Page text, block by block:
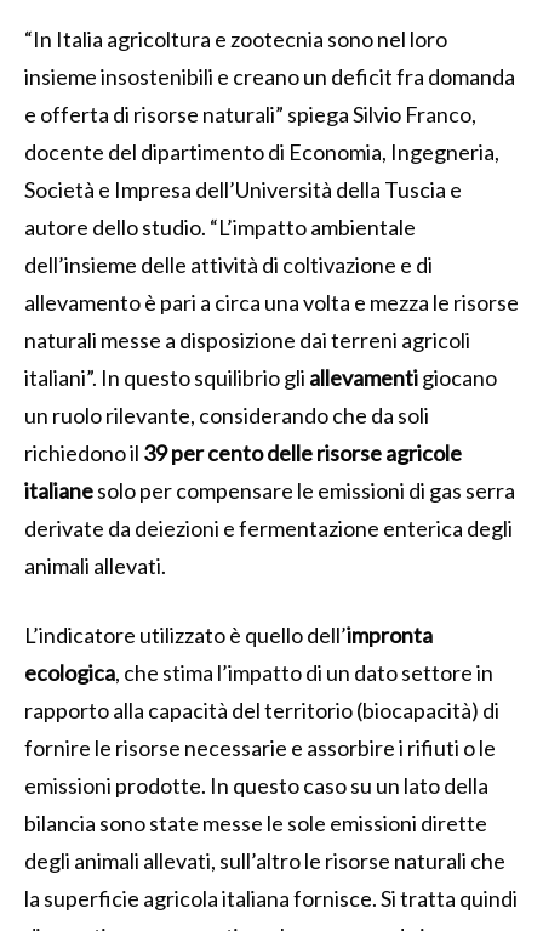
“In Italia agricoltura e zootecnia sono nel loro
insieme insostenibili e creano un deficit fra domanda
e offerta di risorse naturali” spiega Silvio Franco,
docente del dipartimento di Economia, Ingegneria,
Società e Impresa dell’Università della Tuscia e
autore dello studio. “L’impatto ambientale
dell’insieme delle attività di coltivazione e di
allevamento è pari a circa una volta e mezza le risorse
naturali messe a disposizione dai terreni agricoli
italiani”. In questo squilibrio gli allevamentigiocano
un ruolo rilevante, considerando che da soli
richiedono il 39 per cento delle risorse agricole
italianesolo per compensare le emissioni di gas serra
derivate da deiezioni e fermentazione enterica degli
animali allevati.
L’indicatore utilizzato è quello dell’impronta
ecologica, che stima l’impatto di un dato settore in
rapporto alla capacità del territorio (biocapacità) di
fornire le risorse necessarie e assorbire i rifiuti o le
emissioni prodotte. In questo caso su un lato della
bilancia sono state messe le sole emissioni dirette
degli animali allevati, sull’altro le risorse naturali che
la superficie agricola italiana fornisce. Si tratta quindi